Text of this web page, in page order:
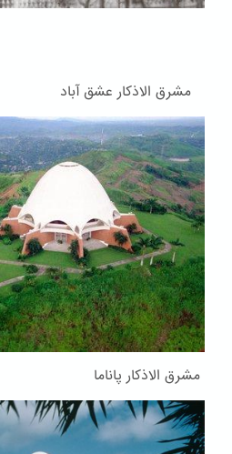
مشرق الاذکار عشق آباد
مشرق الاذکار پاناما